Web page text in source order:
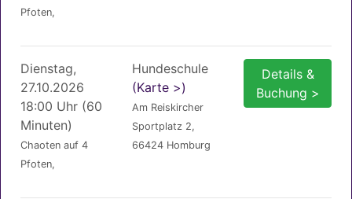
Pfoten,
Dienstag,
27.10.2026
18:00 Uhr (60
Minuten)
Chaoten auf 4
Pfoten,
Hundeschule
(Karte >)
Am Reiskircher
Sportplatz 2,
66424 Homburg
Details &
Buchung >